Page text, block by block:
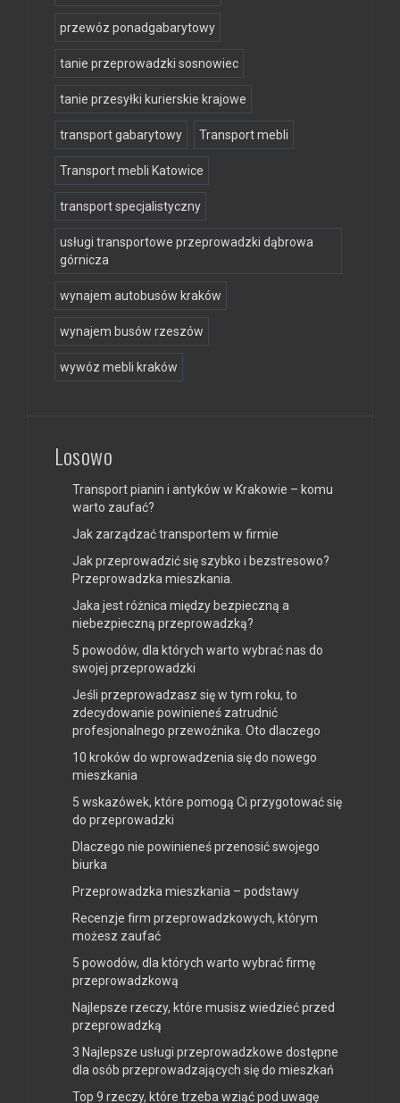
przewóz ponadgabarytowy
tanie przeprowadzki sosnowiec
tanie przesyłki kurierskie krajowe
transport gabarytowy Transport mebli
Transport mebli Katowice
transport specjalistyczny
usługi transportowe przeprowadzki dąbrowa
górnicza
wynajem autobusów kraków
wynajem busów rzeszów
wywóz mebli kraków
Losowo
Transport pianin i antyków w Krakowie – komu
warto zaufać?
Jak zarządzać transportem w firmie
Jak przeprowadzić się szybko i bezstresowo?
Przeprowadzka mieszkania.
Jaka jest różnica między bezpieczną a
niebezpieczną przeprowadzką?
5 powodów, dla których warto wybrać nas do
swojej przeprowadzki
Jeśli przeprowadzasz się w tym roku, to
zdecydowanie powinieneś zatrudnić
profesjonalnego przewoźnika. Oto dlaczego
10 kroków do wprowadzenia się do nowego
mieszkania
5 wskazówek, które pomogą Ci przygotować się
do przeprowadzki
Dlaczego nie powinieneś przenosić swojego
biurka
Przeprowadzka mieszkania – podstawy
Recenzje firm przeprowadzkowych, którym
możesz zaufać
5 powodów, dla których warto wybrać firmę
przeprowadzkową
Najlepsze rzeczy, które musisz wiedzieć przed
przeprowadzką
3 Najlepsze usługi przeprowadzkowe dostępne
dla osób przeprowadzających się do mieszkań
Top 9 rzeczy, które trzeba wziąć pod uwagę